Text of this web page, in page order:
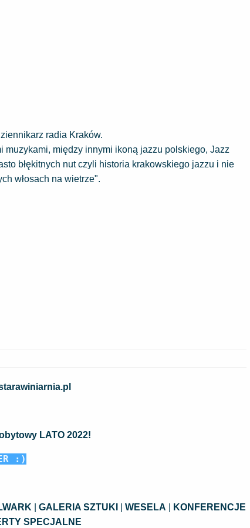
radia Kraków.
muzykami, między innymi ikoną jazzu polskiego, Jazz
błękitnych nut czyli historia krakowskiego jazzu i nie
włosach na wietrze".
LATO 2022!
:)
GALERIA SZTUKI WESELA
KONFERENCJE
SPECJALNE